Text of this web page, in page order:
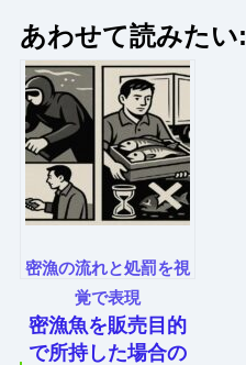
あわせて読みたい:
密漁の流れと処罰を視
覚で表現
密漁魚を販売目的
で所持した場合の